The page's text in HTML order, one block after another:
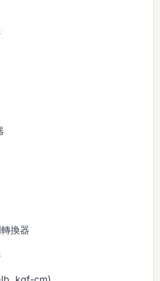
換器